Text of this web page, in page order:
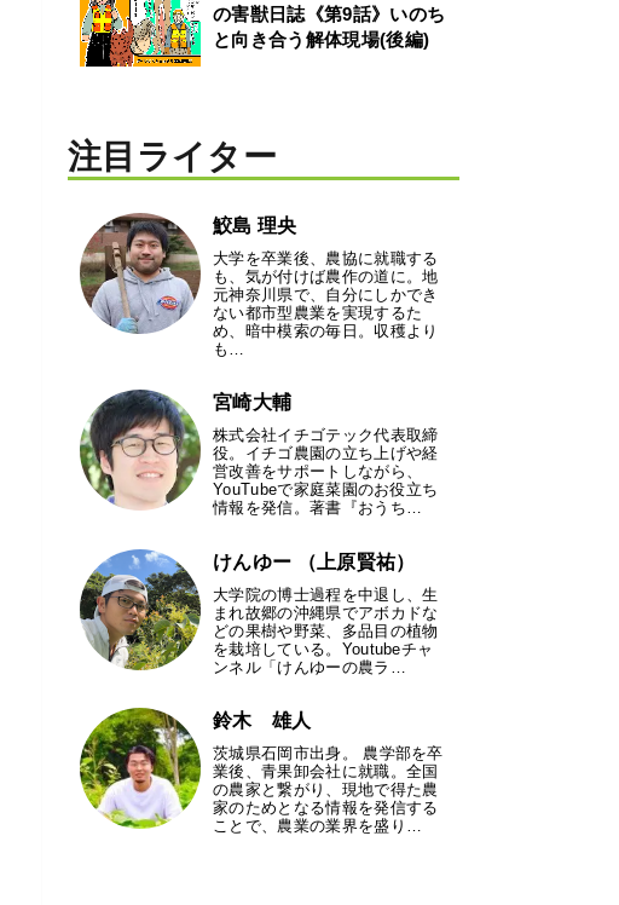
の害獣日誌《第9話》いのち
と向き合う解体現場(後編)
注目ライター
鮫島 理央
大学を卒業後、農協に就職する
も、気が付けば農作の道に。地
元神奈川県で、自分にしかでき
ない都市型農業を実現するた
め、暗中模索の毎日。収穫より
も…
宮崎大輔
株式会社イチゴテック代表取締
役。イチゴ農園の立ち上げや経
営改善をサポートしながら、
YouTubeで家庭菜園のお役立ち
情報を発信。著書『おうち…
けんゆー （上原賢祐）
大学院の博士過程を中退し、生
まれ故郷の沖縄県でアボカドな
どの果樹や野菜、多品目の植物
を栽培している。Youtubeチャ
ンネル「けんゆーの農ラ…
鈴木 雄人
茨城県石岡市出身。 農学部を卒
業後、青果卸会社に就職。全国
の農家と繋がり、現地で得た農
家のためとなる情報を発信する
ことで、農業の業界を盛り…